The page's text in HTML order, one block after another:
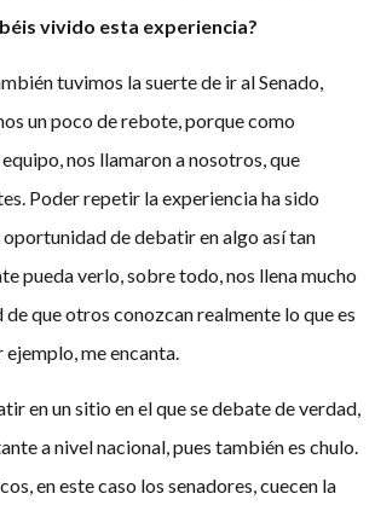
vivido esta experiencia?
tuvimos la suerte de ir al Senado,
un poco de rebote, porque como
nos llamaron a nosotros, que
Poder repetir la experiencia ha sido
de debatir en algo así tan
pueda verlo, sobre todo, nos llena mucho
que otros conozcan realmente lo que es
me encanta.
en un sitio en el que se debate de verdad,
a nivel nacional, pues también es chulo.
en este caso los senadores, cuecen la